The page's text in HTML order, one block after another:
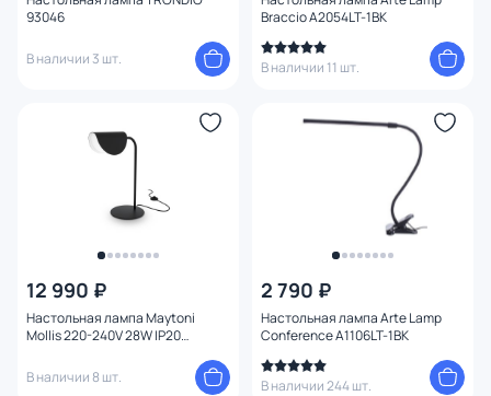
93046
В наличии 3 шт.
Braccio A2054LT-1BK
В наличии 11 шт.
12 990 ₽
Настольная лампа Maytoni
Mollis 220-240V 28W IP20
В наличии 8 шт.
2 790 ₽
Настольная лампа Arte Lamp
Conference A1106LT-1BK
В наличии 244 шт.